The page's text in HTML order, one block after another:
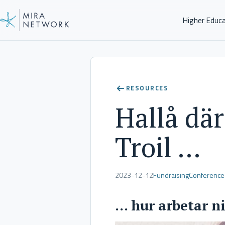
Higher
RESOURCES
Hallå
Troil …
2023-12-12Fundraising
… hur arbetar ni